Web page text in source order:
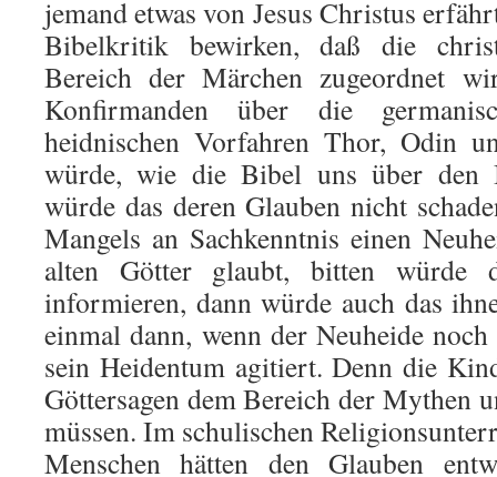
jemand etwas von Jesus Christus
Bibelkritik bewirken, daß die
Bereich der Märchen zugeordnet
Konfirmanden über die
heidnischen Vorfahren Thor, Odin
würde, wie die Bibel uns über den
würde das deren Glauben nicht
Mangels an Sachkenntnis einen
alten Götter glaubt, bitten würde
informieren, dann würde auch das
einmal dann, wenn der Neuheide
sein Heidentum agitiert. Denn die
Göttersagen dem Bereich der Mythen
müssen. Im schulischen
Menschen hätten den Glauben